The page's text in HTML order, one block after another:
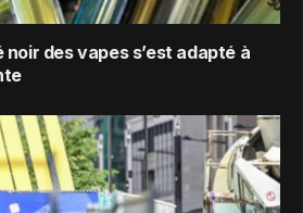
des vapes s’est adapté à